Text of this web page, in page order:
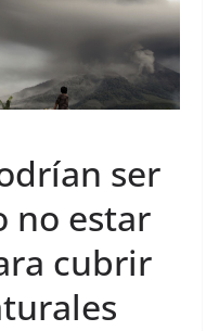
ser
no estar
cubrir